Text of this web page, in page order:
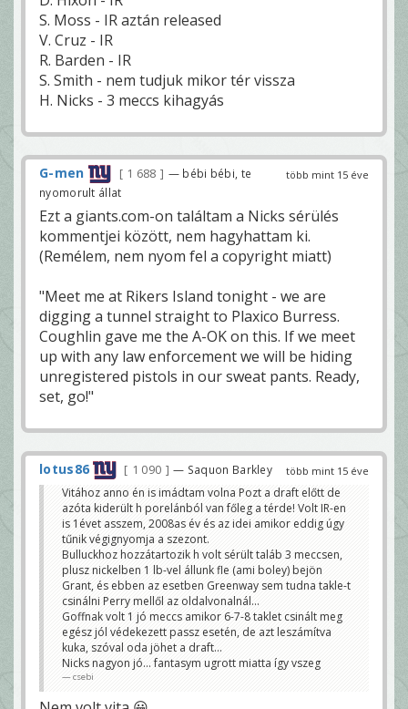
S. Moss - IR aztán released
V. Cruz - IR
R. Barden - IR
S. Smith - nem tudjuk mikor tér vissza
H. Nicks - 3 meccs kihagyás
több mint 15 éve
G-men 1 688
— bébi bébi, te
nyomorult állat
Ezt a giants.com-on találtam a Nicks sérülés
kommentjei között, nem hagyhattam ki.
(Remélem, nem nyom fel a copyright miatt)
"Meet me at Rikers Island tonight - we are
digging a tunnel straight to Plaxico Burress.
Coughlin gave me the A-OK on this. If we meet
up with any law enforcement we will be hiding
unregistered pistols in our sweat pants. Ready,
set, go!"
több mint 15 éve
lotus86 1 090 — Saquon Barkley
Vitához anno én is imádtam volna Pozt a draft előtt de
azóta kiderült h porelánból van főleg a térde! Volt IR-en
is 1évet asszem, 2008as év és az idei amikor eddig úgy
tűnik végignyomja a szezont.
Bulluckhoz hozzátartozik h volt sérült taláb 3 meccsen,
plusz nickelben 1 lb-vel állunk fle (ami boley) bejön
Grant, és ebben az esetben Greenway sem tudna takle-t
csinálni Perry mellől az oldalvonalnál...
Goffnak volt 1 jó meccs amikor 6-7-8 taklet csinált meg
egész jól védekezett passz esetén, de azt leszámítva
kuka, szóval oda jöhet a draft...
Nicks nagyon jó... fantasym ugrott miatta így vszeg
csebi